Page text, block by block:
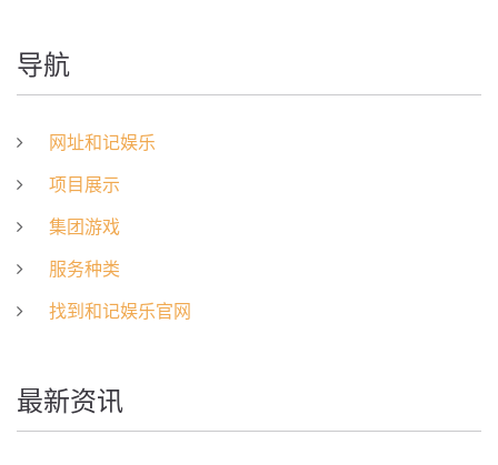
导航
网址和记娱乐
项目展示
集团游戏
服务种类
找到和记娱乐官网
最新资讯